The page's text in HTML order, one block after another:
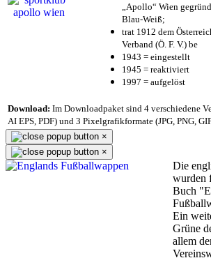
„Apollo“ Wien
Blau-Weiß;
trat 1912 dem
Verband (Ö. F. V.) be
1943 = eingestellt
1945 = reaktiviert
1997 = aufgelöst
Download: Im Downloadpaket sind 4 verschiedene
AI EPS, PDF) und 3 Pixelgrafikformate (JPG, PNG,
×
×
Die
wurden
Buch
Ein
Grüne
allem